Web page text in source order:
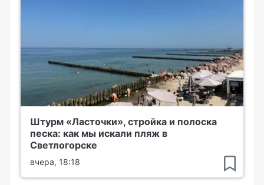
Штурм «Ласточки», стройка и полоска
песка: как мы искали пляж в
Светлогорске
вчера, 18:18